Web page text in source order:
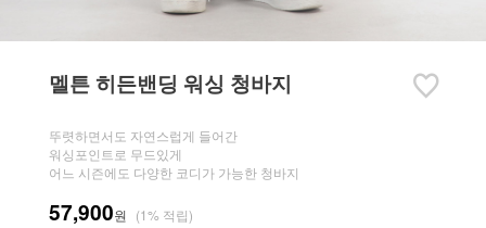
멜튼 히든밴딩 워싱 청바지
뚜렷하면서도 자연스럽게 들어간
워싱포인트로 무드있게
어느 시즌에도 다양한 코디가 가능한 청바지
57,900원 (1% 적립)